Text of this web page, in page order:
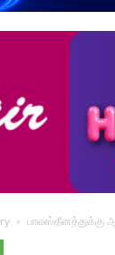
பாலஸ்தீனத்துக்கு